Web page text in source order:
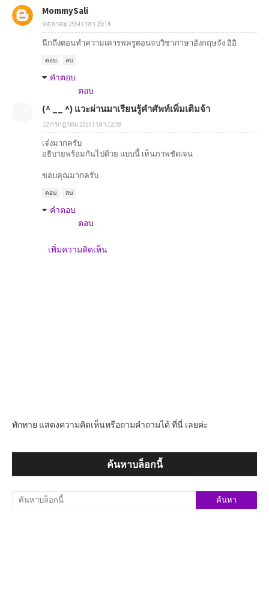
MommySali
9 ตุลาคม 2554 เวลา 20:14
นึกถึงตอนทำความเคารพครูตอนจบวิชาภาษาอังกฤษจัง อิอิ
ตอบ ลบ
คำตอบ
ตอบ
(^ __ ^) แวะผ่านมาเรียนรู้คำศัพท์เพิ่มเติมจ้า
12 กรกฎาคม 2555 เวลา 12:59
เจ๋งมากครับ
อธิบายพร้อมกันไปด้วย แบบนี้ เห็นภาพชัดเจน
ขอบคุณมากครับ
ตอบ ลบ
คำตอบ
ตอบ
เพิ่มความคิดเห็น
ทักทาย แสดงความคิดเห็นหรือถามคำถามได้ ที่นี่ เลยค่ะ
ค้นหาบล็อกนี้